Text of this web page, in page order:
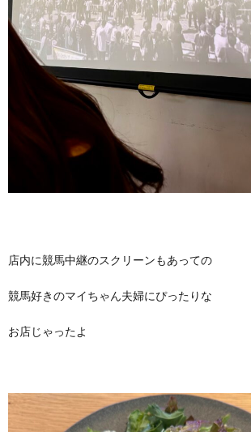
店内に競馬中継のスクリーンもあっての
競馬好きのマイちゃん夫婦にぴったりな
お店じゃったよ